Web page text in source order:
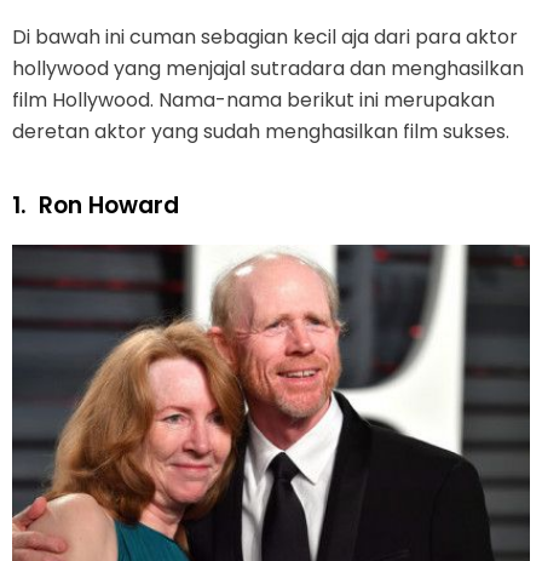
Di bawah ini cuman sebagian kecil aja dari para aktor
hollywood yang menjajal sutradara dan menghasilkan
film Hollywood. Nama-nama berikut ini merupakan
deretan aktor yang sudah menghasilkan film sukses.
1. Ron Howard